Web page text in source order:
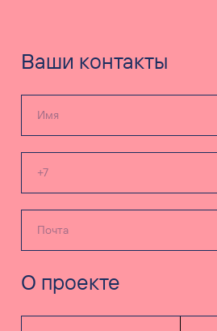
Ваши контакты
О проекте